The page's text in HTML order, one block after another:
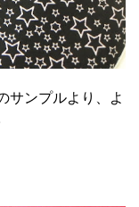
サンプルより、よ